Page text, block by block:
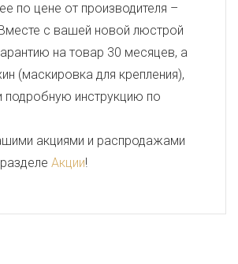
по цене от производителя –
с вашей новой люстрой
на товар 30 месяцев, а
(маскировка для крепления),
подробную инструкцию по
акциями и распродажами
Акции!